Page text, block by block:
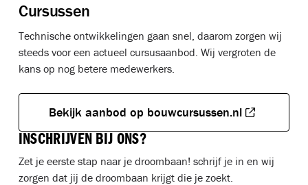
Cursussen
Technische ontwikkelingen gaan snel, daarom zorgen wij
steeds voor een actueel cursusaanbod. Wij vergroten de
kans op nog betere medewerkers.
Bekijk aanbod op bouwcursussen.nl
INSCHRIJVEN BIJ ONS?
Zet je eerste stap naar je droombaan! schrijf je in en wij
zorgen dat jij de droombaan krijgt die je zoekt.